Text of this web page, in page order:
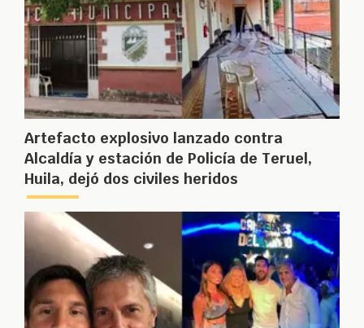
Artefacto explosivo lanzado contra
Alcaldía y estación de Policía de Teruel,
Huila, dejó dos civiles heridos